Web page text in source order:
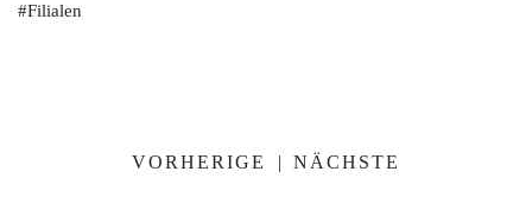
Filialen
VORHERIGE | NÄCHSTE